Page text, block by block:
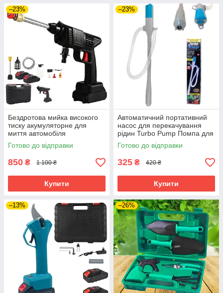
–23%
Бездротова мийка високого
тиску акумуляторне для
миття автомобіля
Портативний водомет на 2
акумулятори
Готово до відправки
850 ₴ 1 100 ₴
Купити
–23%
Автоматичний портативний
насос для перекачування
рідин Turbo Pump Помпа для
рідин на 2 батарейках
Готово до відправки
325 ₴ 420 ₴
Купити
–13% –26%